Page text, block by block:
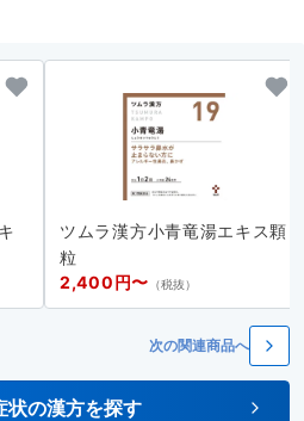
ツムラ漢方小青竜湯エキス顆
粒
2,400円〜 （税抜）
次の関連商品へ
状の漢方を探す